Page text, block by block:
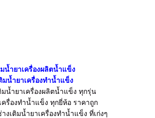
มน้ำยาเครื่องผลิตน้ำแข็ง
มน้ำยาเครื่องทำน้ำแข็ง
มน้ำยาเครื่องผลิตน้ำแข็ง ทุกรุ่น
ครื่องทำน้ำแข็ง ทุกยี่ห้อ ราคาถูก
งเติมน้ำยาเครื่องทำน้ำแข็ง ที่เก่งๆ